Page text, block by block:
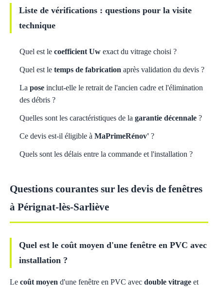
Liste de vérifications : questions pour la visite
technique
Quel est le coefficient Uw exact du vitrage choisi ?
Quel est le temps de fabrication après validation du devis ?
La pose inclut-elle le retrait de l'ancien cadre et l'élimination
des débris ?
Quelles sont les caractéristiques de la garantie décennale ?
Ce devis est-il éligible à MaPrimeRénov' ?
Quels sont les délais entre la commande et l'installation ?
Questions courantes sur les devis de fenêtres
à Pérignat-lès-Sarliève
Quel est le coût moyen d'une fenêtre en PVC avec
installation ?
Le coût moyen d'une fenêtre en PVC avec double vitrage et